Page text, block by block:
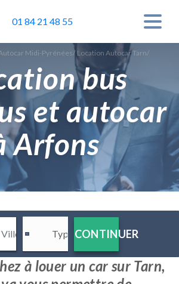
01 84 21 48 55
Midi-Pyrénées/ Location Autocar Tarn/
bus
et autocar
Arfons
CONTINUER
à louer un car sur Tarn,